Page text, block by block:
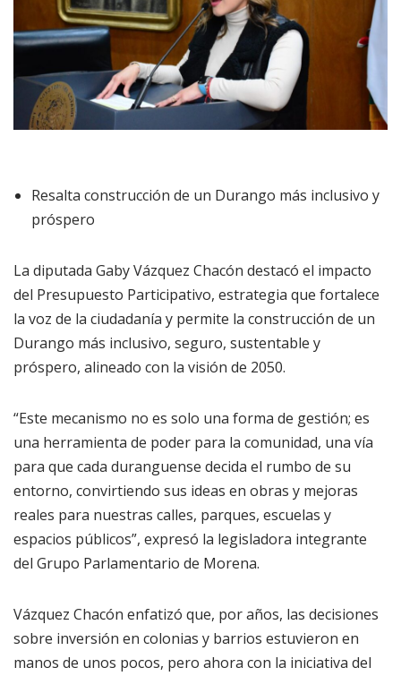
Resalta construcción de un Durango más inclusivo y
próspero
La diputada Gaby Vázquez Chacón destacó el impacto
del Presupuesto Participativo, estrategia que fortalece
la voz de la ciudadanía y permite la construcción de un
Durango más inclusivo, seguro, sustentable y
próspero, alineado con la visión de 2050.
“Este mecanismo no es solo una forma de gestión; es
una herramienta de poder para la comunidad, una vía
para que cada duranguense decida el rumbo de su
entorno, convirtiendo sus ideas en obras y mejoras
reales para nuestras calles, parques, escuelas y
espacios públicos”, expresó la legisladora integrante
del Grupo Parlamentario de Morena.
Vázquez Chacón enfatizó que, por años, las decisiones
sobre inversión en colonias y barrios estuvieron en
manos de unos pocos, pero ahora con la iniciativa del